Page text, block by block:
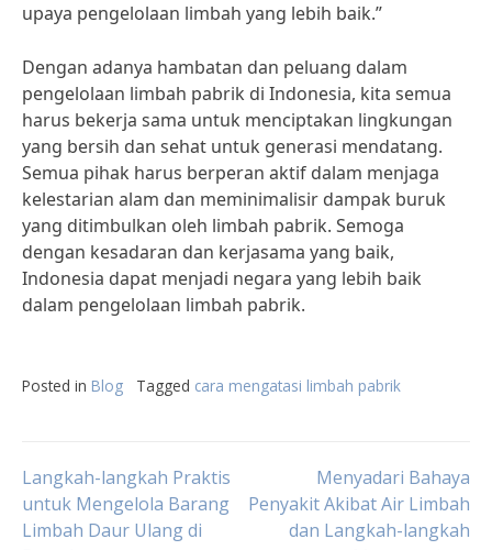
upaya pengelolaan limbah yang lebih baik.”
Dengan adanya hambatan dan peluang dalam
pengelolaan limbah pabrik di Indonesia, kita semua
harus bekerja sama untuk menciptakan lingkungan
yang bersih dan sehat untuk generasi mendatang.
Semua pihak harus berperan aktif dalam menjaga
kelestarian alam dan meminimalisir dampak buruk
yang ditimbulkan oleh limbah pabrik. Semoga
dengan kesadaran dan kerjasama yang baik,
Indonesia dapat menjadi negara yang lebih baik
dalam pengelolaan limbah pabrik.
Posted in Blog Tagged cara mengatasi limbah pabrik
Post
Langkah-langkah Praktis
untuk Mengelola Barang
Limbah Daur Ulang di
Menyadari Bahaya
Penyakit Akibat Air Limbah
dan Langkah-langkah